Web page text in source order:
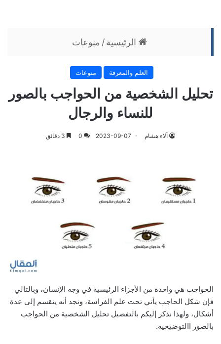
الرئيسية / منوعات
العلم والمعرفة منوعات
تحليل الشخصية من الحواجب بالصور
للنساء والرجال
آلاء هشام 2023-09-07
0
الحواجب هي واحدة من الأجزاء الرئيسية في وجه الإنسان، وبالتالي
فإن شكل الحاجب يأتي تحت علم الفراسة، ونجد أنه ينقسم إلى عدة
أشكال، ولهذا نذكر إليكم بالتفصيل تحليل الشخصية من الحواجب
بالصور االتوضيحية.